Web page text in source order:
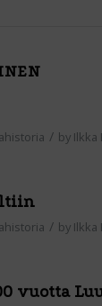
/ by Ilkka
/ by Ilkka
vuotta